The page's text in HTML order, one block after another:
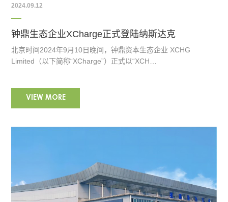
2024.09.12
钟鼎生态企业XCharge正式登陆纳斯达克
北京时间2024年9月10日晚间，钟鼎资本生态企业 XCHG
Limited（以下简称“XCharge”）正式以“XCH…
VIEW MORE